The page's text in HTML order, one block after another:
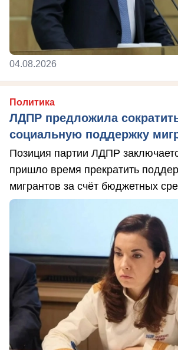
04.08.2026
Политика
ЛДПР предложила
социальную поддержку
Позиция партии ЛДПР
пришло время прекратить
мигрантов за счёт бюджетных